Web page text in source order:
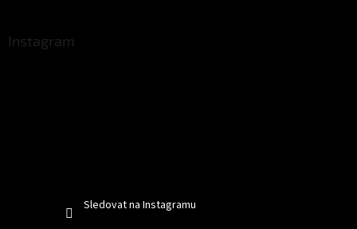
Instagram
Sledovat na Instagramu